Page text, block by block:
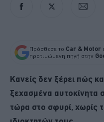
Πρόσθεσε το Car & Motor
προτιμώμενη πηγή στην
Κανείς δεν ξέρει πώς
ξεχασμένα αυτοκίνητα
τώρα στο σφυρί, χωρίς